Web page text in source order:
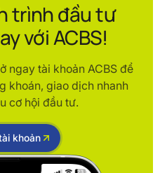
trình đầu tư
với ACBS!
ngay tài khoản ACBS để
khoán, giao dịch nhanh
cơ hội đầu tư.
khoản